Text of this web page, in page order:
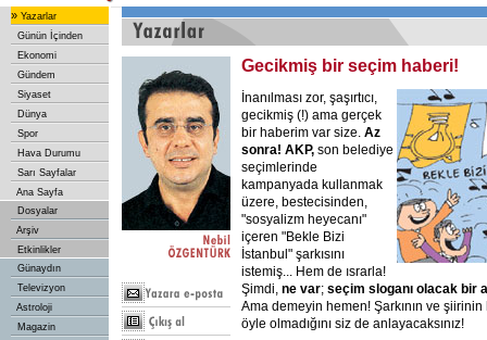
» Yazarlar
Günün İçinden
Ekonomi
Gündem
Siyaset
Dünya
Spor
Hava Durumu
Sarı Sayfalar
Ana Sayfa
Dosyalar
Arşiv
Etkinlikler
Günaydın
Televizyon
Astroloji
Magazin
Gecikmiş bir seçim haberi!
İnanılması zor, şaşırtıcı,
gecikmiş (!) ama gerçek
bir haberim var size. Az
sonra! AKP, son belediye
seçimlerinde
kampanyada kullanmak
üzere, bestecisinden,
"sosyalizm heyecanı"
içeren "Bekle Bizi
İstanbul" şarkısını
istemiş... Hem de ısrarla!
Şimdi, ne var; seçim sloganı olacak bir
Ama demeyin hemen! Şarkının ve
öyle olmadığını siz de anlayacaksınız!